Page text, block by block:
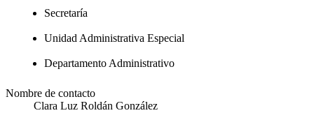
Secretaría
Unidad Administrativa Especial
Departamento Administrativo
Nombre de contacto
Clara Luz Roldán González